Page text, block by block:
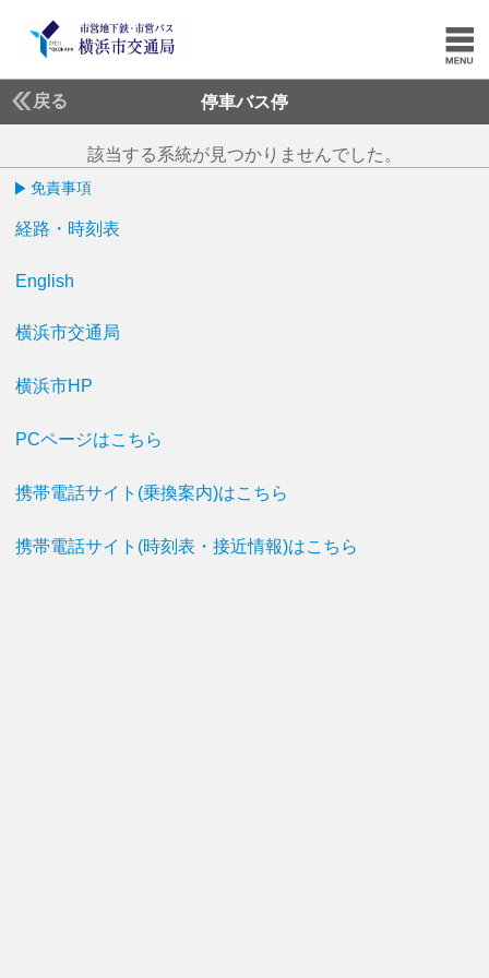
戻る 停車バス停
該当する系統が見つかりませんでした。
免責事項
経路・時刻表
English
横浜市交通局
横浜市HP
PCページはこちら
携帯電話サイト(乗換案内)はこちら
携帯電話サイト(時刻表・接近情報)はこちら